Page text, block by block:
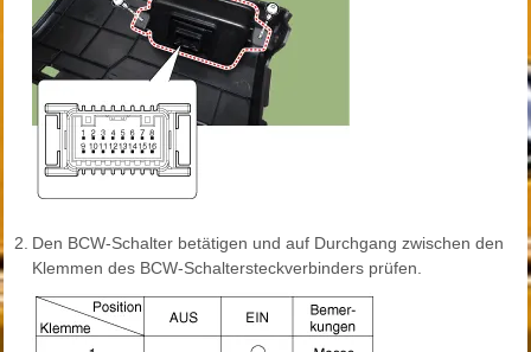
2. Den BCW-Schalter betätigen und auf Durchgang zwischen den
Klemmen des BCW-Schaltersteckverbinders prüfen.